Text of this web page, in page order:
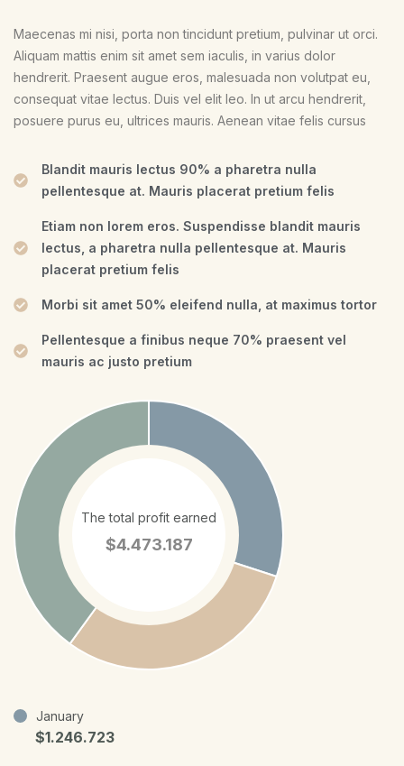
Maecenas mi nisi, porta non tincidunt pretium, pulvinar ut orci.
Aliquam mattis enim sit amet sem iaculis, in varius dolor
hendrerit. Praesent augue eros, malesuada non volutpat eu,
consequat vitae lectus. Duis vel elit leo. In ut arcu hendrerit,
posuere purus eu, ultrices mauris. Aenean vitae felis cursus
Blandit mauris lectus 90% a pharetra nulla
pellentesque at. Mauris placerat pretium felis
Etiam non lorem eros. Suspendisse blandit mauris
lectus, a pharetra nulla pellentesque at. Mauris
placerat pretium felis
Morbi sit amet 50% eleifend nulla, at maximus tortor
Pellentesque a finibus neque 70% praesent vel
mauris ac justo pretium
The total profit earned
$4.473.187
January
$1.246.723